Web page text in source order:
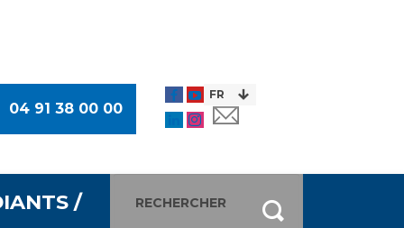
04 91 38 00 00
/